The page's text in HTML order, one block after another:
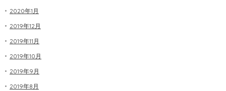
2020年1月
2019年12月
2019年11月
2019年10月
2019年9月
2019年8月